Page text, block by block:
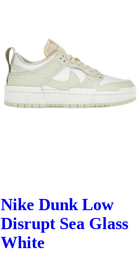
Nike Dunk Low
Disrupt Sea Glass
White